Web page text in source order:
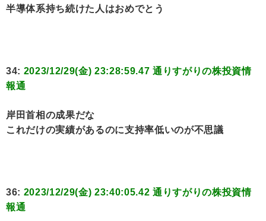
半導体系持ち続けた人はおめでとう
34: 2023/12/29(金) 23:28:59.47 通りすがりの株投資情
報通
岸田首相の成果だな
これだけの実績があるのに支持率低いのが不思議
36: 2023/12/29(金) 23:40:05.42 通りすがりの株投資情
報通